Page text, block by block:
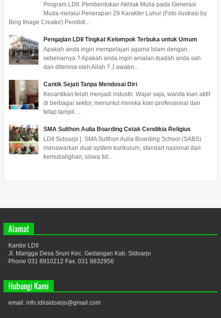
Program LDII: Pembentukan Akhlak Mulia pada Generasi
Muda melalui Penerapan 29 Karakter Luhur (Foto ilustrasi by
Bing Image Creator) Pendidi...
Pengajian LDII Tingkat Kelompok Terbuka untuk Umum
Apakah anda ingin mempelajari agama Islam dengan
sebenarnya ? Apakah anda ingin amalan ibadah anda sah
dan diterima oleh Allah ? J awabn...
Cantik Sejati Tanpa Mendosai Diri
Kecantikan telah menjadi industri. Wajar saja, wanita kian aktif
di berbagai sektor, menuntut mereka kian professional dan
tetap tampil ...
SMA Sulthon Aulia Boarding Cetak Cendikia Religius
LDII Sidoarjo | SMA Sulthon Aulia Boarding School (SABS)
menawarkan dual system kurikulum, standart nasional dan
kemubalighan, siswa tid...
Alamat
Kantor LDII
Jl. Mangga Desa Sruni Kec. Gedangan Kab. Sidoarjo
Phone 031 8910212 Fax. 031 8832956
Hubungi Kami
email: info.ldiisidoarjo@gmail.com